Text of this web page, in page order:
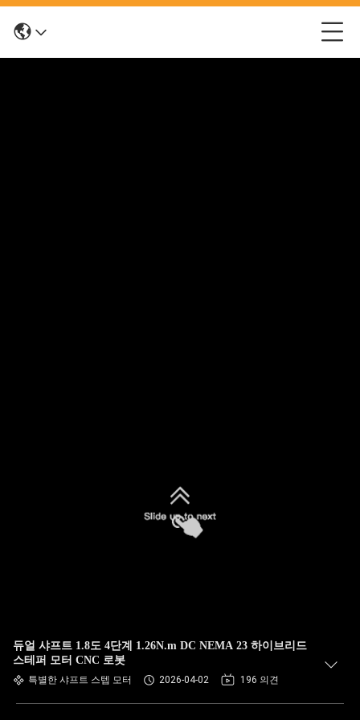
듀얼 샤프트 1.8도 4단계 1.26N.m DC NEMA 23 하이브리드
스테퍼 모터 CNC 로봇
특별한 샤프트 스텝 모터 2026-04-02 196 의견